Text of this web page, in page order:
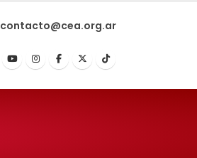
contacto@cea.org.ar